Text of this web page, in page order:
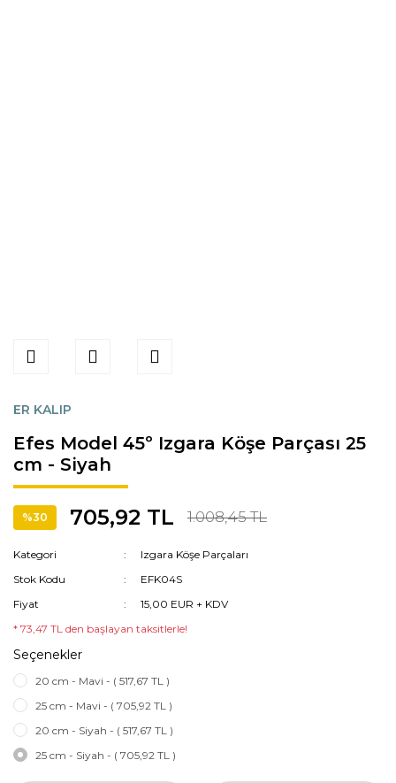
ER KALIP
Efes Model 45º Izgara Köşe Parçası 25
cm - Siyah
%30 705,92 TL 1.008,45 TL
Kategori
Izgara Köşe Parçaları
Stok Kodu
EFK04S
Fiyat
15,00 EUR + KDV
* 73,47 TL den başlayan taksitlerle!
Seçenekler
20 cm - Mavi - ( 517,67 TL )
25 cm - Mavi - ( 705,92 TL )
20 cm - Siyah - ( 517,67 TL )
25 cm - Siyah - ( 705,92 TL )